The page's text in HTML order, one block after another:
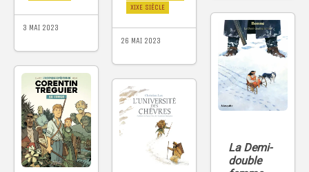
XIXE SIÈCLE
26 MAI 2023
3 MAI 2023
La Demi-
double